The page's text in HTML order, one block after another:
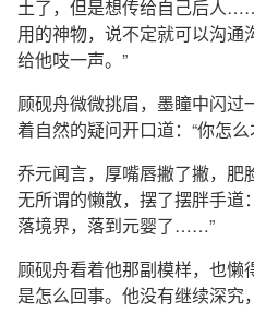
土了，但是想传给自己后人
用的神物，说不定就可以沟
给他吱一声。”
顾砚舟微微挑眉，墨瞳中闪
着自然的疑问开口道：“你怎么
乔元闻言，厚嘴唇撇了撇，肥
无所谓的懒散，摆了摆胖手道
落境界，落到元婴了……”
顾砚舟看着他那副模样，也
是怎么回事。他没有继续深究